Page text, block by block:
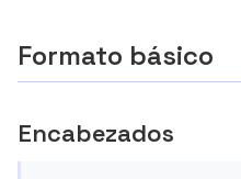
Formato básico
Encabezados